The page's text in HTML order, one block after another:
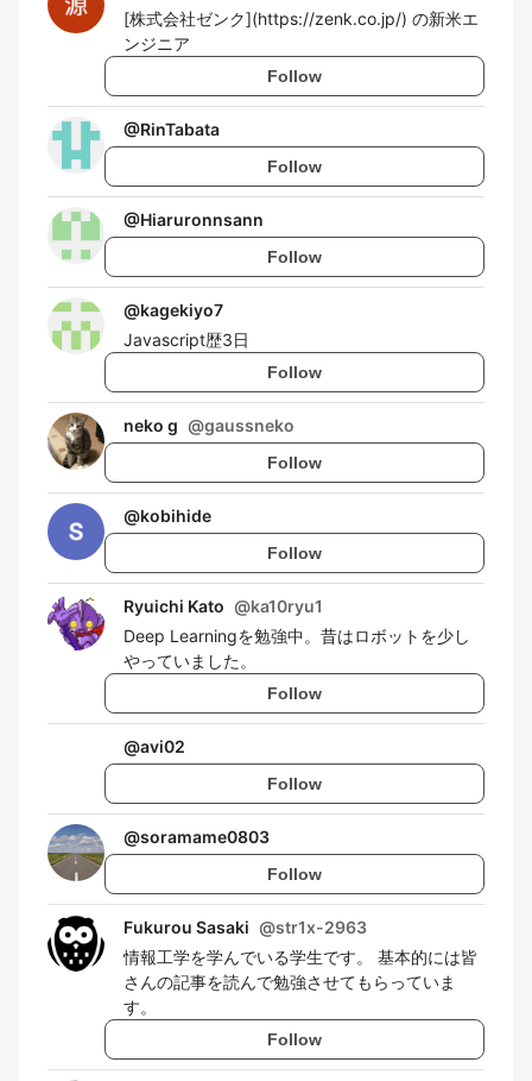
[株式会社ゼンク](https://zenk.co.jp/) の新米エ
ンジニア
Follow
@RinTabata
Follow
@Hiaruronnsann
Follow
@kagekiyo7
Javascript歴3日
Follow
neko g @gaussneko
Follow
@kobihide
Follow
Ryuichi Kato @ka10ryu1
Deep Learningを勉強中。昔はロボットを少し
やっていました。
Follow
@avi02
Follow
@soramame0803
Follow
Fukurou Sasaki @str1x-2963
情報工学を学んでいる学生です。 基本的には皆
さんの記事を読んで勉強させてもらっていま
す。
Follow